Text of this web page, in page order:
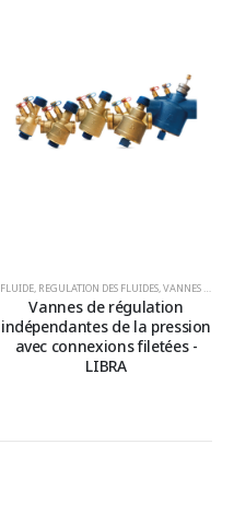
FLUIDE, REGULATION DES FLUIDES,VANNES PICV ET DE CONTRÔLE DE L'ENERGIE
Vannes de régulation
indépendantes de la pression
avec connexions filetées -
LIBRA